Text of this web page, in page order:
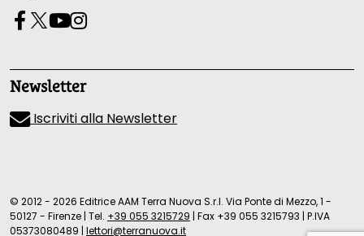
Newsletter
Iscriviti alla Newsletter
© 2012 - 2026 Editrice AAM Terra Nuova S.r.l. Via Ponte di Mezzo, 1 -
50127 - Firenze | Tel. +39 055 3215729 | Fax +39 055 3215793 | P.IVA
05373080489 | lettori@terranuova.it